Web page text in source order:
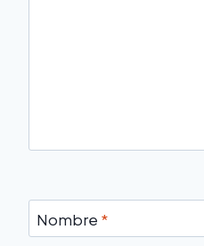
Nombre *